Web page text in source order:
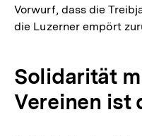
Vorwurf, dass die
die Luzerner empört
Solidarität
Vereinen ist